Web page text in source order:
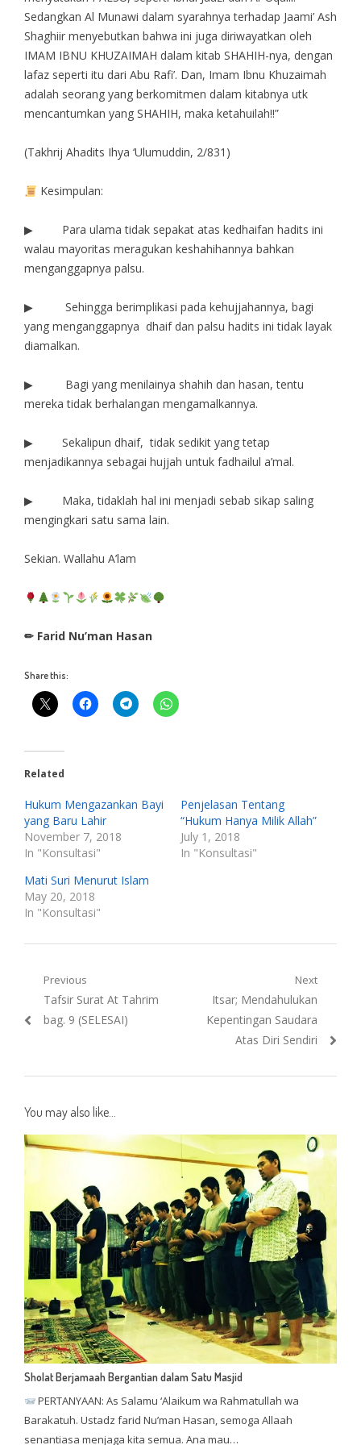
Sedangkan Al Munawi dalam syarahnya terhadap Jaami’ Ash
Shaghiir menyebutkan bahwa ini juga diriwayatkan oleh
IMAM IBNU KHUZAIMAH dalam kitab SHAHIH-nya, dengan
lafaz seperti itu dari Abu Rafi’. Dan, Imam Ibnu Khuzaimah
adalah seorang yang berkomitmen dalam kitabnya utk
mencantumkan yang SHAHIH, maka ketahuilah!!”
(Takhrij Ahadits Ihya ‘Ulumuddin, 2/831)
Kesimpulan:
▶ Para ulama tidak sepakat atas kedhaifan hadits ini
walau mayoritas meragukan keshahihannya bahkan
menganggapnya palsu.
▶ Sehingga berimplikasi pada kehujjahannya, bagi
yang menganggapnya dhaif dan palsu hadits ini tidak layak
diamalkan.
▶ Bagi yang menilainya shahih dan hasan, tentu
mereka tidak berhalangan mengamalkannya.
▶ Sekalipun dhaif, tidak sedikit yang tetap
menjadikannya sebagai hujjah untuk fadhailul a’mal.
▶ Maka, tidaklah hal ini menjadi sebab sikap saling
mengingkari satu sama lain.
Sekian. Wallahu A’lam
✏ Farid Nu’man Hasan
Share this:
Related
Hukum Mengazankan Bayi
yang Baru Lahir
November 7, 2018
In "Konsultasi"
Penjelasan Tentang
“Hukum Hanya Milik Allah”
July 1, 2018
In "Konsultasi"
Mati Suri Menurut Islam
May 20, 2018
In "Konsultasi"
Post
navigation
Previous
Previous
post:
Tafsir Surat At Tahrim
bag. 9 (SELESAI)
Next
Next
post:
Itsar; Mendahulukan
Kepentingan Saudara
Atas Diri Sendiri
You may also like...
Sholat Berjamaah Bergantian dalam Satu Masjid
PERTANYAAN: As Salamu ‘Alaikum wa Rahmatullah wa
Barakatuh. Ustadz farid Nu’man Hasan, semoga Allaah
senantiasa menjaga kita semua. Ana mau…